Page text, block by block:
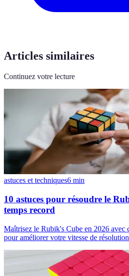
Articles similaires
Continuez votre lecture
astuces et techniques6 min
10 astuces pour résoudre le
temps record
Maîtrisez le Rubik's Cube en 2026 avec
pour améliorer votre vitesse de